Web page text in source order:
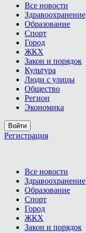
Все новости
Здравоохранение
Образование
Спорт
Город
ЖКХ
Закон и порядок
Культура
Люди с улицы
Общество
Регион
Экономика
Войти
Регистрация
Все новости
Здравоохранение
Образование
Спорт
Город
ЖКХ
Закон и порядок